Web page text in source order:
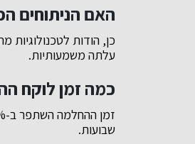
האם הניתוחים
כן, הודות לטכנולוגיות
עלתה משמעותיות.
כמה זמן לוקח
שבועות.